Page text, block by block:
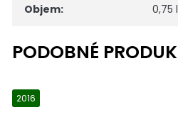
Objem: 0,75 l
2016